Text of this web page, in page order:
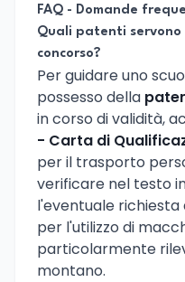
FAQ - Domande
Quali patenti
concorso?
Per guidare uno
possesso della
in corso di validità,
- Carta di
per il trasporto
verificare nel testo
l'eventuale richiesta
per l'utilizzo di
particolarmente
montano.